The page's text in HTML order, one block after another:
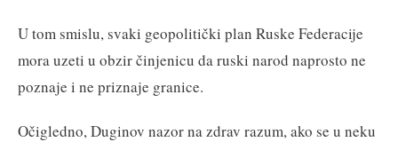
U tom smislu, svaki geopolitički plan Ruske Federacije
mora uzeti u obzir činjenicu da ruski narod naprosto ne
poznaje i ne priznaje granice.
Očigledno, Duginov nazor na zdrav razum, ako se u neku